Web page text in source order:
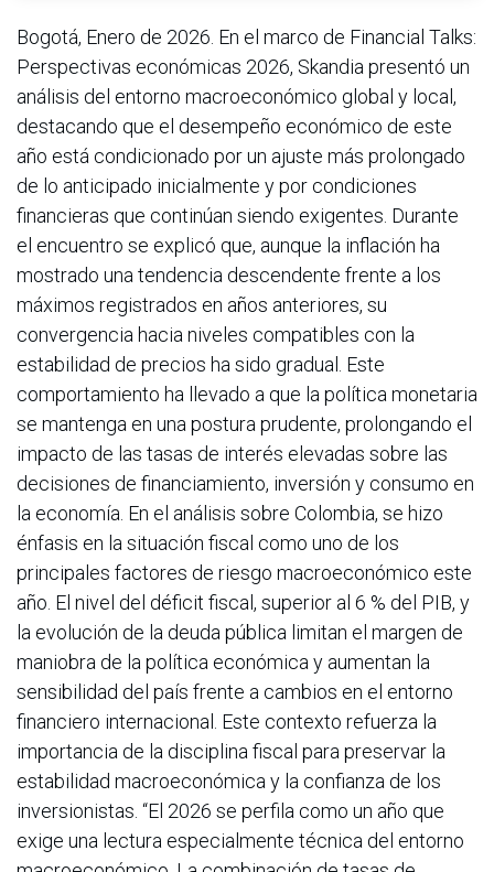
Bogotá, Enero de 2026. En el marco de Financial Talks:
Perspectivas económicas 2026, Skandia presentó un
análisis del entorno macroeconómico global y local,
destacando que el desempeño económico de este
año está condicionado por un ajuste más prolongado
de lo anticipado inicialmente y por condiciones
financieras que continúan siendo exigentes. Durante
el encuentro se explicó que, aunque la inflación ha
mostrado una tendencia descendente frente a los
máximos registrados en años anteriores, su
convergencia hacia niveles compatibles con la
estabilidad de precios ha sido gradual. Este
comportamiento ha llevado a que la política monetaria
se mantenga en una postura prudente, prolongando el
impacto de las tasas de interés elevadas sobre las
decisiones de financiamiento, inversión y consumo en
la economía. En el análisis sobre Colombia, se hizo
énfasis en la situación fiscal como uno de los
principales factores de riesgo macroeconómico este
año. El nivel del déficit fiscal, superior al 6 % del PIB, y
la evolución de la deuda pública limitan el margen de
maniobra de la política económica y aumentan la
sensibilidad del país frente a cambios en el entorno
financiero internacional. Este contexto refuerza la
importancia de la disciplina fiscal para preservar la
estabilidad macroeconómica y la confianza de los
inversionistas. “El 2026 se perfila como un año que
exige una lectura especialmente técnica del entorno